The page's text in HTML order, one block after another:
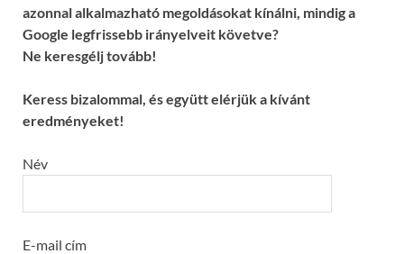
azonnal alkalmazható megoldásokat kínálni, mindig a
Google legfrissebb irányelveit követve?
Ne keresgélj tovább!
Keress bizalommal, és együtt elérjük a kívánt
eredményeket!
Név
E-mail cím